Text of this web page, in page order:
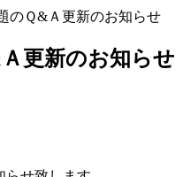
のＱ&Ａ更新のお知らせ
更新のお知らせ